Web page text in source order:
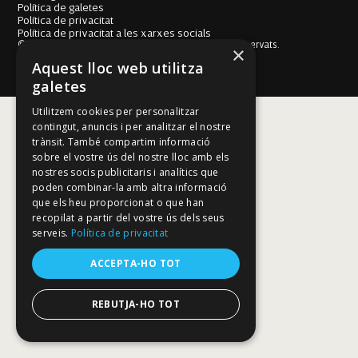
Política de galetes
Política de privacitat
Política de privacitat a les xarxes socials
© Fundació Mallorca Literària 2026. Tots els drets reservats.
Disseny i desenvolupament web BESTALDE STUDIO
×
Aquest lloc web utilitza
galetes
Utilitzem cookies per personalitzar
contingut, anuncis i per analitzar el nostre
trànsit. També compartim informació
sobre el vostre ús del nostre lloc amb els
nostres socis publicitaris i analítics que
poden combinar-la amb altra informació
que els heu proporcionat o que han
recopilat a partir del vostre ús dels seus
serveis. Política de privacitat
ACCEPTA-HO TOT
REBUTJA-HO TOT